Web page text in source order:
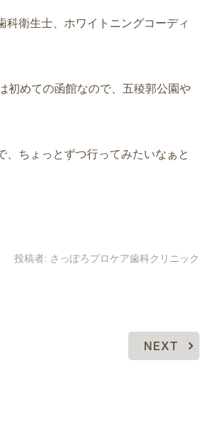
衛生士、ホワイトニングコーディ
初めての函館なので、五稜郭公園や
ちょっとずつ行ってみたいなぁと
投稿者: さっぽろプロケア歯科クリニック
NEXT